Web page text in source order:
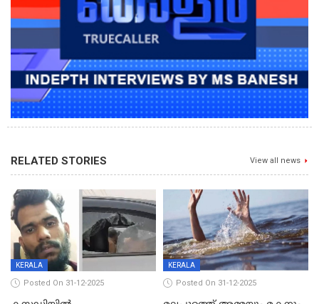
RELATED STORIES View all news
KERALA
Posted On 31-12-2025
KERALA
Posted On 31-12-2025